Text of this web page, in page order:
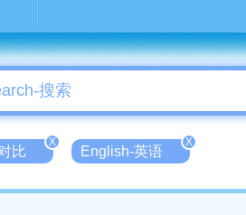
比
X
English-英语
X